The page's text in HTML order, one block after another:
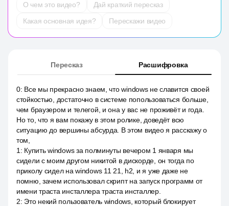
О чем это видео?
Дай краткий пересказ
Какая основная идея?
Перескажи видео
Пересказ Расшифровка
0: Все мы прекрасно знаем, что windows не славится своей
стойкостью, достаточно в системе попользоваться больше,
чем браузером и телегой, и она у вас не проживёт и года.
Но то, что я вам покажу в этом ролике, доведёт всю
ситуацию до вершины абсурда. В этом видео я расскажу о
том,
1 : Купить windows за полминуты вечером 1 января мы
сидели с моим другом никитой в дискорде, он тогда по
приколу сидел на windows 11 21, h2, и я уже даже не
помню, зачем использовал скрипт на запуск программ от
имени траста инсталлера траста инсталлер.
2: Это некий пользователь windows, который блокирует